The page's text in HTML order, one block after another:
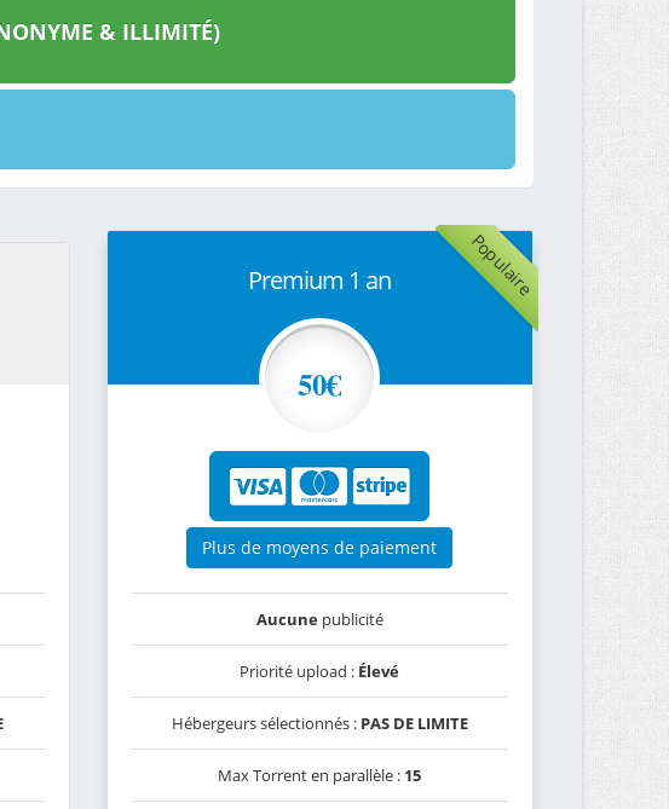
& ILLIMITÉ)
Populaire
Premium 1 an
50€
Plus de moyens de paiement
Aucunepublicité
Priorité upload : Élevé
Hébergeurs sélectionnés : PAS DE LIMITE
Max Torrent en parallèle : 15